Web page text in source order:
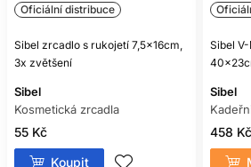
Oficiální distribuce
Sibel zrcadlo s rukojetí 7,5x16cm,
3x zvětšení
Sibel
Kosmetická zrcadla
55 Kč
Koupit
Sibel
Sibel
458 Kč